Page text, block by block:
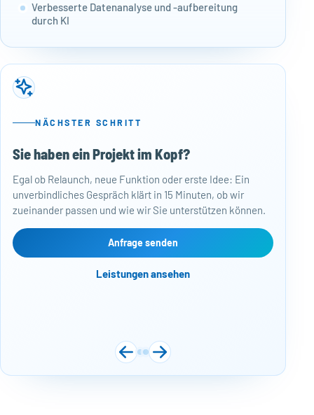
Verbesserte Datenanalyse und -aufbereitung
durch KI
NÄCHSTER SCHRITT
Sie haben ein Projekt im Kopf?
Egal ob Relaunch, neue Funktion oder erste Idee: Ein
unverbindliches Gespräch klärt in 15 Minuten, ob wir
zueinander passen und wie wir Sie unterstützen können.
Anfrage senden
Leistungen ansehen